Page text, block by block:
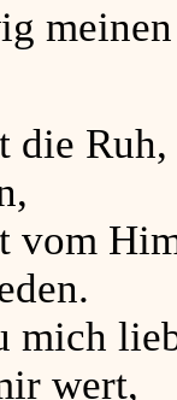
die
vom
mich
wert,